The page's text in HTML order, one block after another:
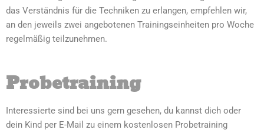
das Verständnis für die Techniken zu erlangen, empfehlen wir,
an den jeweils zwei angebotenen Trainingseinheiten pro Woche
regelmäßig teilzunehmen.
Probetraining
Interessierte sind bei uns gern gesehen, du kannst dich oder
dein Kind per E-Mail zu einem kostenlosen Probetraining